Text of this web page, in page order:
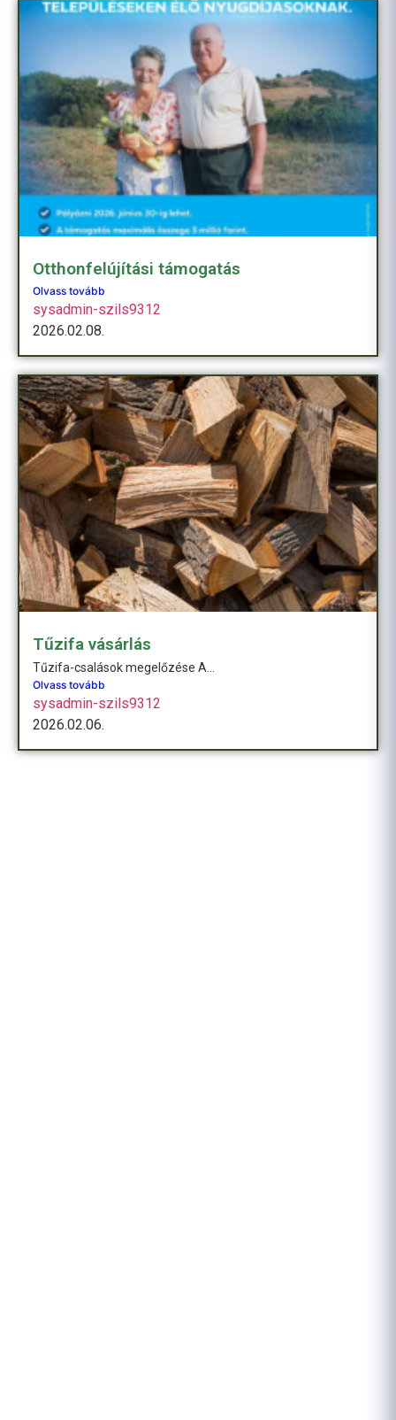
Otthonfelújítási támogatás
Olvass tovább
sysadmin-szils9312
2026.02.08.
Tűzifa vásárlás
Tűzifa-csalások megelőzése A...
Olvass tovább
sysadmin-szils9312
2026.02.06.